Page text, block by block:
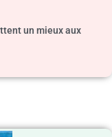
un mieux aux